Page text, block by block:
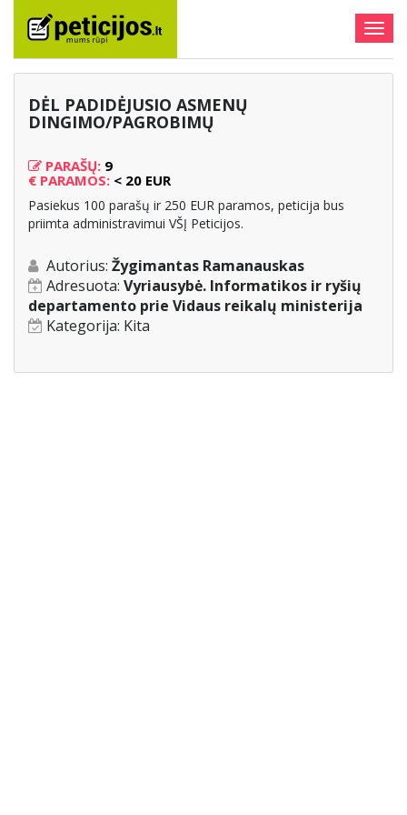
DĖL PADIDĖJUSIO ASMENŲ
DINGIMO/PAGROBIMŲ
PARAŠŲ: 9
€ PARAMOS: < 20 EUR
Pasiekus 100 parašų ir 250 EUR paramos, peticija bus
priimta administravimui VŠĮ Peticijos.
Autorius: Žygimantas Ramanauskas
Adresuota: Vyriausybė. Informatikos ir ryšių
departamento prie Vidaus reikalų ministerija
Kategorija: Kita